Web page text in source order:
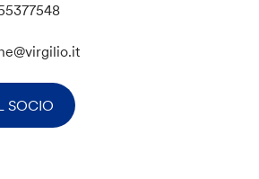
SOCIO